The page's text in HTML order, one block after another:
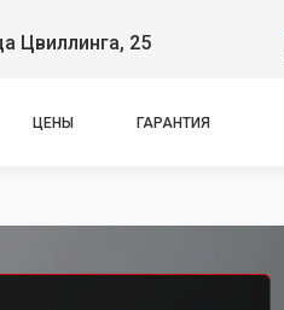
Цвиллинга, 25
ЦЕНЫ ГАРАНТИЯ